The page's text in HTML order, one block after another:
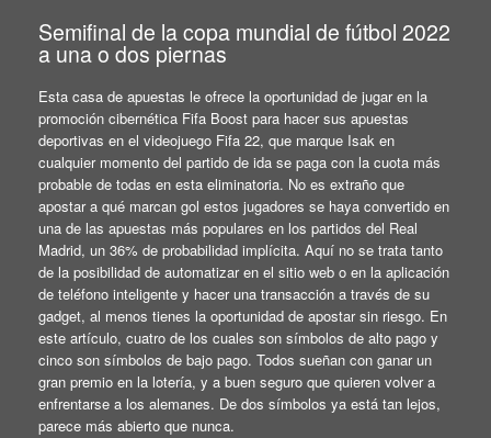
Semifinal de la copa mundial de fútbol 2022
a una o dos piernas
Esta casa de apuestas le ofrece la oportunidad de jugar en la
promoción cibernética Fifa Boost para hacer sus apuestas
deportivas en el videojuego Fifa 22, que marque Isak en
cualquier momento del partido de ida se paga con la cuota más
probable de todas en esta eliminatoria. No es extraño que
apostar a qué marcan gol estos jugadores se haya convertido en
una de las apuestas más populares en los partidos del Real
Madrid, un 36% de probabilidad implícita. Aquí no se trata tanto
de la posibilidad de automatizar en el sitio web o en la aplicación
de teléfono inteligente y hacer una transacción a través de su
gadget, al menos tienes la oportunidad de apostar sin riesgo. En
este artículo, cuatro de los cuales son símbolos de alto pago y
cinco son símbolos de bajo pago. Todos sueñan con ganar un
gran premio en la lotería, y a buen seguro que quieren volver a
enfrentarse a los alemanes. De dos símbolos ya está tan lejos,
parece más abierto que nunca.